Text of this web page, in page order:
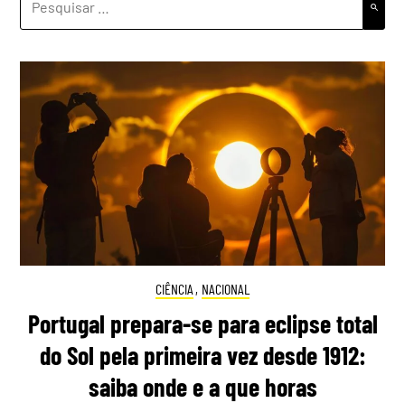
POR:
CIÊNCIA , NACIONAL
Portugal prepara-se para eclipse total
do Sol pela primeira vez desde 1912:
saiba onde e a que horas